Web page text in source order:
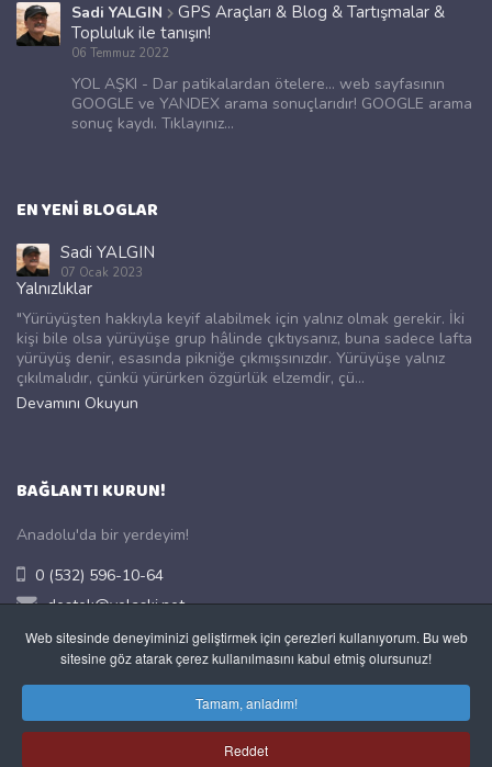
Sadi YALGIN
GPS Araçları & Blog & Tartışmalar &
Topluluk ile tanışın!
06 Temmuz 2022
YOL AŞKI - Dar patikalardan ötelere... web sayfasının
GOOGLE ve YANDEX arama sonuçlarıdır! GOOGLE arama
sonuç kaydı. Tıklayınız...
EN YENI BLOGLAR
Sadi YALGIN
07 Ocak 2023
Yalnızlıklar
"Yürüyüşten hakkıyla keyif alabilmek için yalnız olmak gerekir. İki
kişi bile olsa yürüyüşe grup hâlinde çıktıysanız, buna sadece lafta
yürüyüş denir, esasında pikniğe çıkmışsınızdır. Yürüyüşe yalnız
çıkılmalıdır, çünkü yürürken özgürlük elzemdir, çü...
Devamını Okuyun
BAĞLANTI KURUN!
Anadolu'da bir yerdeyim!
0 (532) 596-10-64
destek@yolaski.net
https://www.yolak.com.tr/
Merkez, Uşak, TÜRKİYE
Size geri dönüş için lütfen GEÇERLİ bir e-posta adresi
kullanın.
Web sitesinde deneyiminizi geliştirmek için çerezleri kullanıyorum. Bu web
sitesine göz atarak çerez kullanılmasını kabul etmiş olursunuz!
Tamam, anladım!
Reddet